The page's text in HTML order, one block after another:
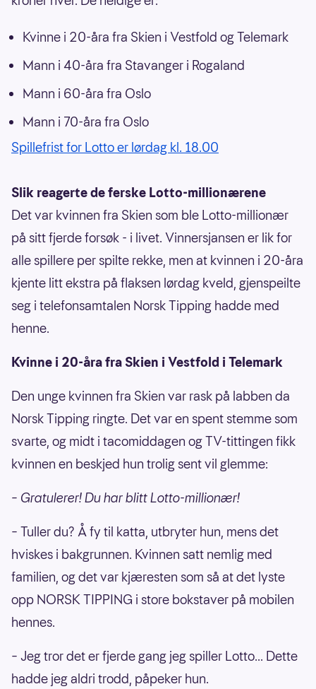
Kvinne i 20-åra fra Skien i Vestfold og Telemark
Mann i 40-åra fra Stavanger i Rogaland
Mann i 60-åra fra Oslo
Mann i 70-åra fra Oslo
Spillefrist for Lotto er lørdag kl. 18.00
Slik reagerte de ferske Lotto-millionærene
Det var kvinnen fra Skien som ble Lotto-millionær
på sitt fjerde forsøk - i livet. Vinnersjansen er lik for
alle spillere per spilte rekke, men at kvinnen i 20-åra
kjente litt ekstra på flaksen lørdag kveld, gjenspeilte
seg i telefonsamtalen Norsk Tipping hadde med
henne.
Kvinne i 20-åra fra Skien i Vestfold i Telemark
Den unge kvinnen fra Skien var rask på labben da
Norsk Tipping ringte. Det var en spent stemme som
svarte, og midt i tacomiddagen og TV-tittingen fikk
kvinnen en beskjed hun trolig sent vil glemme:
– Gratulerer! Du har blitt Lotto-millionær!
– Tuller du? Å fy til katta, utbryter hun, mens det
hviskes i bakgrunnen. Kvinnen satt nemlig med
familien, og det var kjæresten som så at det lyste
opp NORSK TIPPING i store bokstaver på mobilen
hennes.
– Jeg tror det er fjerde gang jeg spiller Lotto... Dette
hadde jeg aldri trodd, påpeker hun.